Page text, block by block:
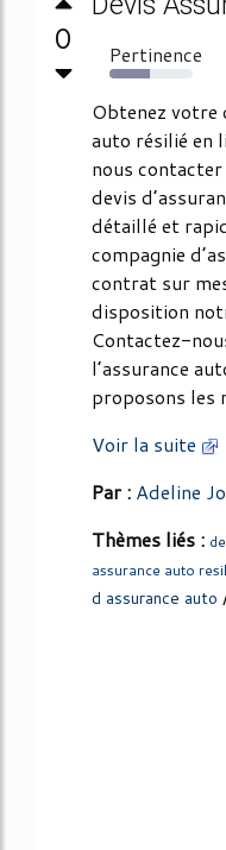
0 Pertinence
49%
Obtenez votre
auto résilié en
nous
devis
détaillé et
compagnie
contrat sur
disposition
Contactez-
l’assurance
proposons les
Voir la suite
Par : Adeline
Thèmes liés :
assurance auto
d assurance auto